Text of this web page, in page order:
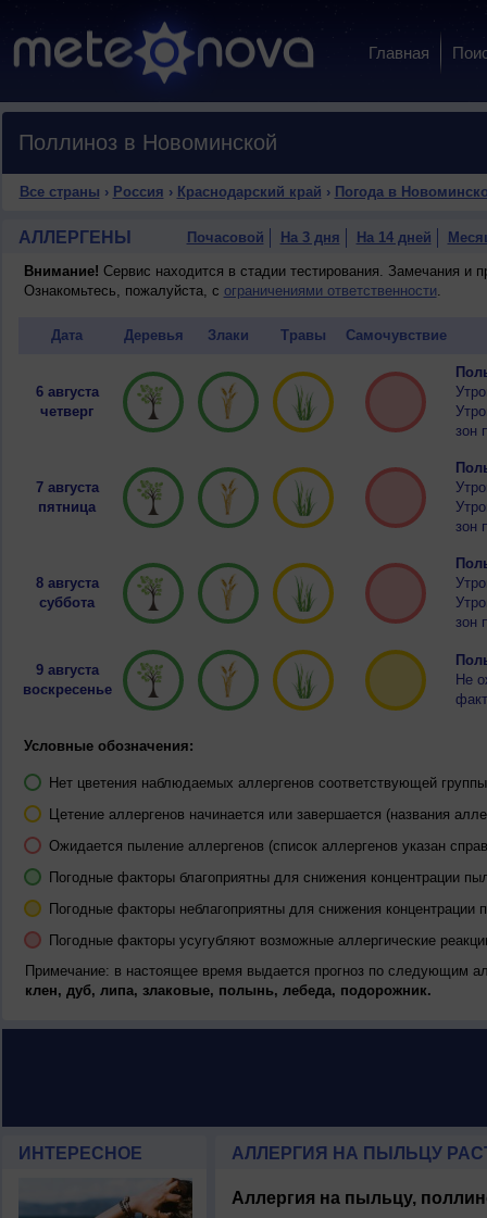
Главная
Поллиноз в Новоминской
Все страны › Россия › Краснодарский край › Погода в
АЛЛЕРГЕНЫ Почасовой На 3 дня На 14 дней
Внимание! Сервис находится в стадии тестирования. Замечания и
Ознакомьтесь, пожалуйста, с ограничениями ответственности.
Дата Деревья Злаки Травы Самочувствие
6 августа
четверг
зон
7 августа
пятница
зон
8 августа
суббота
зон
9 августа
воскресенье
Не
Условные обозначения:
Нет цветения наблюдаемых аллергенов соответствующей
Цетение аллергенов начинается или завершается (названия
Ожидается пыление аллергенов (список аллергенов указан
Погодные факторы благоприятны для снижения концентрации
Погодные факторы неблагоприятны для снижения концентрации
Погодные факторы усугубляют возможные аллергические
Примечание: в настоящее время выдается прогноз по следующим
клен, дуб, липа, злаковые, полынь, лебеда, подорожник.
ИНТЕРЕСНОЕ АЛЛЕРГИЯ НА ПЫЛЬЦУ
Аллергия на пыльцу,